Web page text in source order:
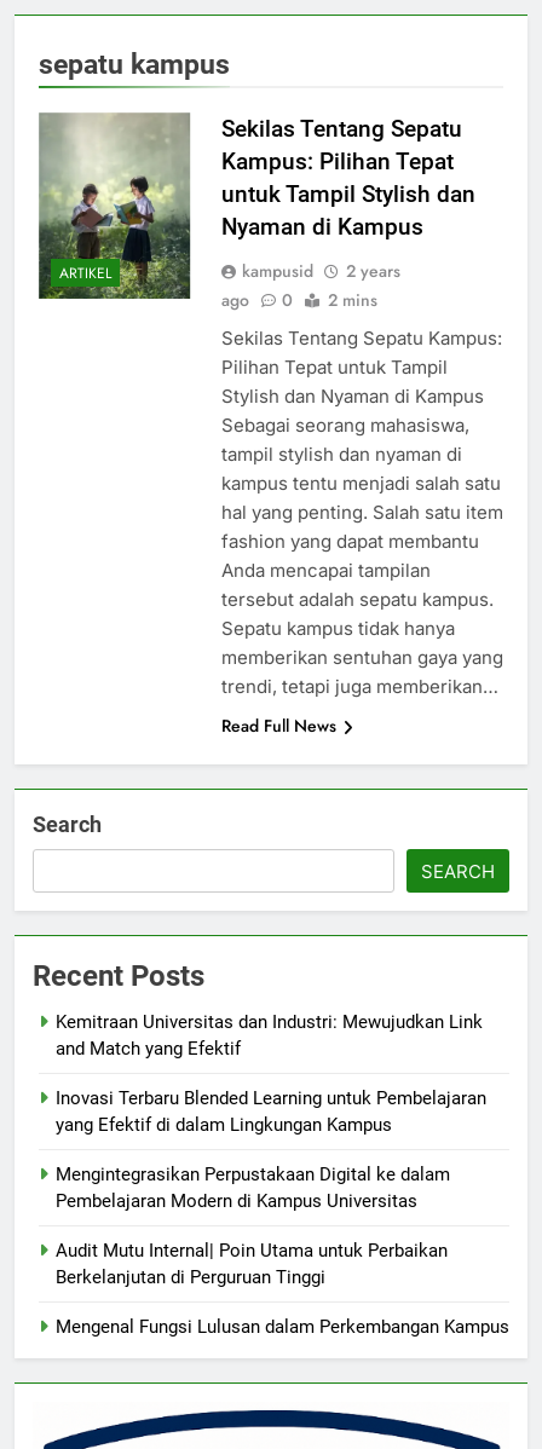
sepatu kampus
ARTIKEL
Sekilas Tentang Sepatu
Kampus: Pilihan Tepat
untuk Tampil Stylish dan
Nyaman di Kampus
kampusid
2 years
ago
0 2 mins
Sekilas Tentang Sepatu Kampus:
Pilihan Tepat untuk Tampil
Stylish dan Nyaman di Kampus
Sebagai seorang mahasiswa,
tampil stylish dan nyaman di
kampus tentu menjadi salah satu
hal yang penting. Salah satu item
fashion yang dapat membantu
Anda mencapai tampilan
tersebut adalah sepatu kampus.
Sepatu kampus tidak hanya
memberikan sentuhan gaya yang
trendi, tetapi juga memberikan…
Read Full News
Search
SEARCH
Recent Posts
Kemitraan Universitas dan Industri: Mewujudkan Link
and Match yang Efektif
Inovasi Terbaru Blended Learning untuk Pembelajaran
yang Efektif di dalam Lingkungan Kampus
Mengintegrasikan Perpustakaan Digital ke dalam
Pembelajaran Modern di Kampus Universitas
Audit Mutu Internal| Poin Utama untuk Perbaikan
Berkelanjutan di Perguruan Tinggi
Mengenal Fungsi Lulusan dalam Perkembangan Kampus